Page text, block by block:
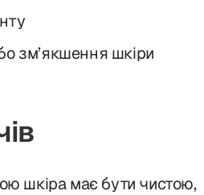
зм’якшення шкіри
шкіра має бути чистою,